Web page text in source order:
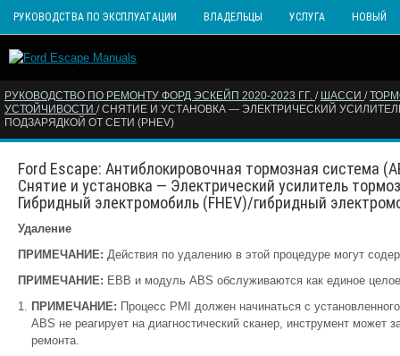
РУКОВОДСТВА ПО ЭКСПЛУАТАЦИИ ВЛАДЕЛЬЦЫ УСЛУГА НОВЫЙ
РУКОВОДСТВО ПО РЕМОНТУ ФОРД ЭСКЕЙП 2020-2023 ГГ. / ШАССИ /
УСТОЙЧИВОСТИ / СНЯТИЕ И УСТАНОВКА — ЭЛЕКТРИЧЕСКИЙ
ПОДЗАРЯДКОЙ ОТ СЕТИ (PHEV)
Ford Escape: Антиблокировочная тормозная система
Снятие и установка — Электрический усилитель
Гибридный электромобиль (FHEV)/гибридный
Удаление
ПРИМЕЧАНИЕ: Действия по удалению в этой процедуре могут
ПРИМЕЧАНИЕ: EBB и модуль ABS обслуживаются как единое
ПРИМЕЧАНИЕ: Процесс PMI должен начинаться с
ABS не реагирует на диагностический сканер, инструмент может
ремонта.